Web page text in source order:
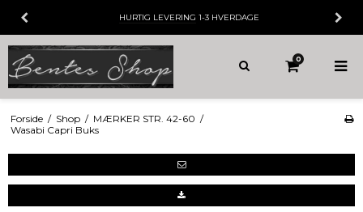
HURTIG LEVERING 1-3 HVERDAGE
0
Forside / Shop / MÆRKER STR. 42-60 /
Wasabi Capri Buks